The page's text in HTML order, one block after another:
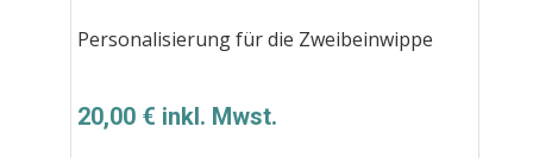
Personalisierung für die Zweibeinwippe
20,00 € inkl. Mwst.